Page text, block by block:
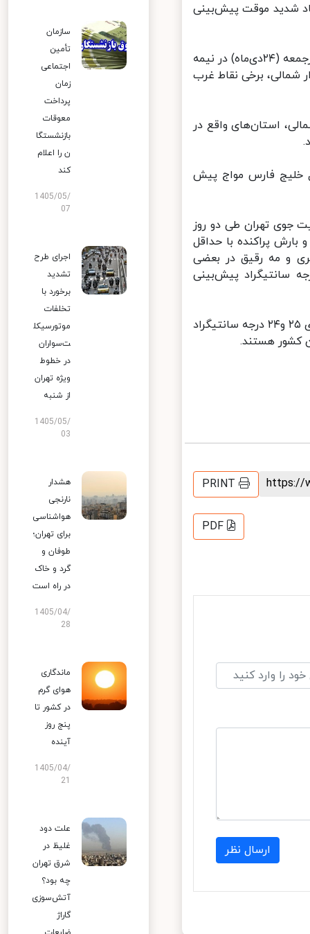
شدید موقت پیش‌بینی
رئیس مرکز ملی پیش‌بینی و مدیریت بحران مخاطرات وضع هوا ادامه داد: روزجمعه (۲۴دی‌ماه) در نیمه
کشور و یکشنبه (۲۶دی‌ماه) در نوار شمالی، برخی نقاط غرب
آینده در نوار شمالی، استان‌های واقع در
دریای خزر و شمال خلیج فارس مواج پیش
تهران طی دو روز
وقت ابری و بارش پراکنده با حداقل
و طی روز جمعه (۲۴دی‌ماه) ابری و مه رقیق در بعضی
بارش باران با حداقل دمای۳ و حداکثر دمای ۱۰ درجه سانتیگراد پیش‌بینی
ضیاییان درپایان اظهار کرد: طی امروز و فردا (۲۲و۲۳دی‌ماه) بندرعباس با دمای ۲۵ و۲۴ درجه سانتیگراد
PRINT
PDF
ارسال نظر
سازمان
تأمین
اجتماعی
زمان
پرداخت
معوقات
بازنشستگا
ن را اعلام
کند
1405/05/
07
اجرای طرح
تشدید
برخورد با
تخلفات
موتورسیکل
ت‌سواران
در خطوط
ویژه تهران
از شنبه
1405/05/
03
هشدار
نارنجی
هواشناسی
برای تهران؛
طوفان و
گرد و خاک
در راه است
1405/04/
28
ماندگاری
هوای گرم
در کشور تا
پنج روز
آینده
1405/04/
علت دود
غلیظ در
شرق تهران
چه بود؟
آتش‌سوزی
گاراژ